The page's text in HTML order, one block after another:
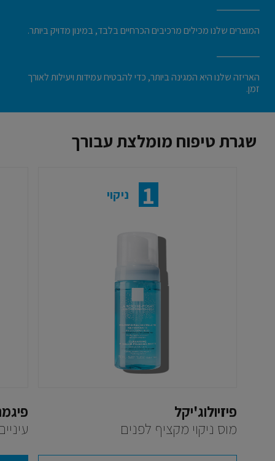
המוצרים שלנו מכילים מרכיבים הכרחיים בלבד, במינון מדויק ביותר.
האריזה שלנו היא המגינה ביותר, כדי להבטיח עמידות ויעילות לאורך
זמן.
שגרת טיפוח מומלצת עבורך
1 ניקוי
פיזיולוג'יקל
מוס ניקוי מקציף לפנים